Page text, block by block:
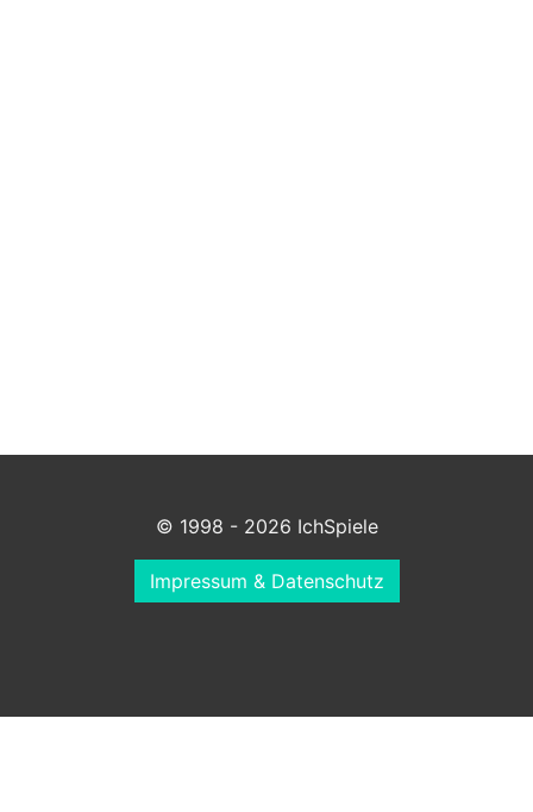
© 1998 - 2026 IchSpiele
Impressum & Datenschutz